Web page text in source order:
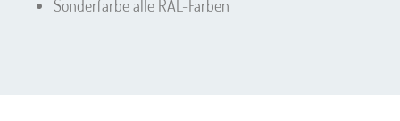
Sonderfarbe alle RAL-Farben